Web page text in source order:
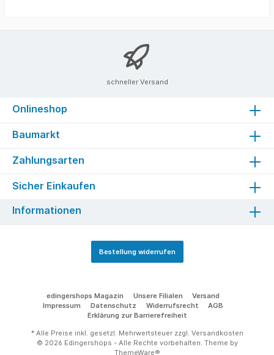
schneller Versand
Onlineshop
Baumarkt
Zahlungsarten
Sicher Einkaufen
Informationen
Bestellung widerrufen
edingershops Magazin Unsere Filialen
Versand
Impressum
Datenschutz Widerrufsrecht
AGB
Erklärung zur Barrierefreiheit
* Alle Preise inkl. gesetzl. Mehrwertsteuer zzgl. Versandkosten
© 2026 Edingershops - Alle Rechte vorbehalten. Theme by
ThemeWare®